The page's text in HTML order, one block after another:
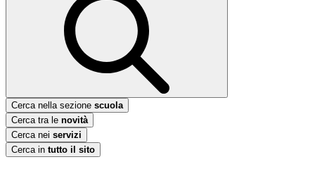
Cerca nella sezione scuola
Cerca tra le novità
Cerca nei servizi
Cerca in tutto il sito